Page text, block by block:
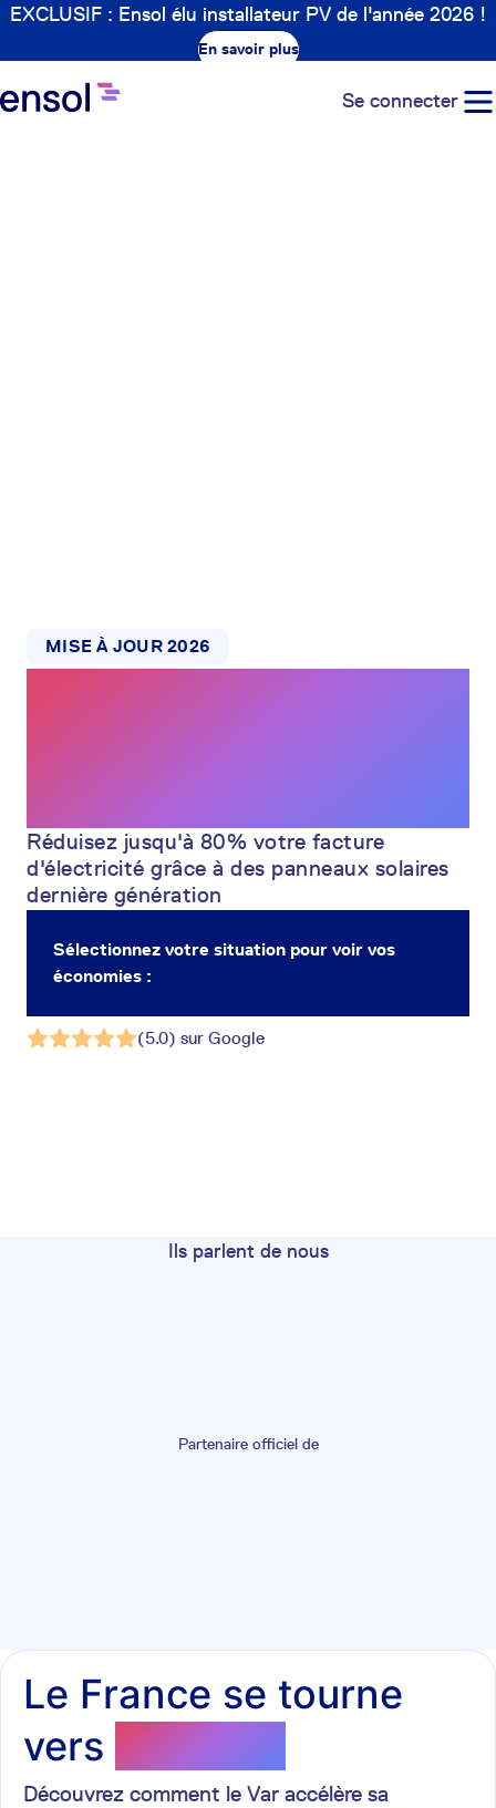
EXCLUSIF : Ensol élu installateur PV de l'année 2026 !
En savoir plus
Se connecter
MISE À JOUR 2026
Réduisez jusqu'à 80% votre facture
d'électricité grâce à des panneaux solaires
dernière génération
Sélectionnez votre situation pour voir vos
économies :
(5.0) sur Google
Ils parlent de nous
Partenaire officiel de
Le France se tourne
vers le solaire
Découvrez comment le Var accélère sa